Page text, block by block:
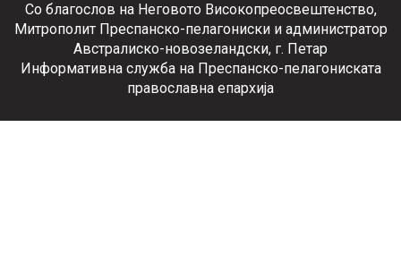
Со благослов на Неговото Високопреосвештенство,
Митрополит Преспанско-пелагониски и администратор
Австралиско-новозеландски, г. Петар
Информативна служба на Преспанско-пелагониската
православна епархија